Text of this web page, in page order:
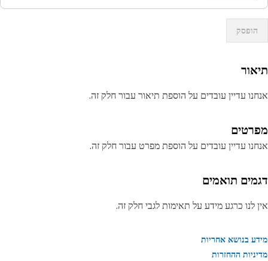
הופסק
עדיין עובדים על הוספת תיאור עבור חלק זה.
עדיין עובדים על הוספת מפרט עבור חלק זה.
תואמים
לנו כרגע מידע על תאימות לגבי חלק זה.
בנושא אחריות
ההחזרות